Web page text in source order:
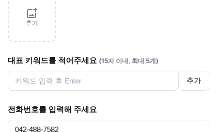
추가
대표 키워드를 적어주세요 (15자 이내, 최대 5개)
추가
전화번호를 입력해 주세요